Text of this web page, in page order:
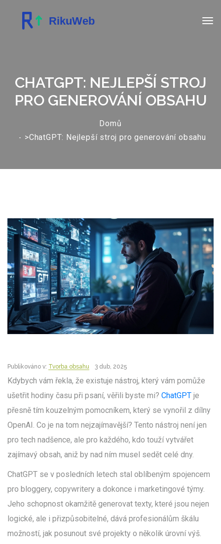
CHATGPT: NEJLEPŠÍ STROJ
PRO GENEROVÁNÍ OBSAHU
Domů
>ChatGPT: Nejlepší stroj pro generování obsahu
Publikováno v: Tvorba obsahu 3 dub, 2025
Kdybych vám řekla, že existuje nástroj, který vám pomůže
ušetřit hodiny času při psaní, věřili byste mi? ChatGPT je
přesně tím kouzelným pomocníkem, který se vynořil z dílny
OpenAI. Co je na tom nejzajímavější? Tento nástroj není jen
pro tech nadšence, ale pro každého, kdo touží vytvářet
zajímavý obsah, aniž by nad ním musel sedět celé dny.
ChatGPT se v posledních letech stal oblíbeným spojencem
pro bloggery, copywritery a dokonce i marketingové týmy.
Jeho schopnost okamžitě generovat texty, které jsou nejen
logické, ale i přizpůsobitelné, dává profesionálům škálu
možností, jak posunout své projekty o několik úrovní výš.